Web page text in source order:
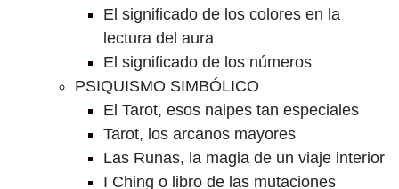
El significado de los colores en la
lectura del aura
El significado de los números
PSIQUISMO SIMBÓLICO
El Tarot, esos naipes tan especiales
Tarot, los arcanos mayores
Las Runas, la magia de un viaje interior
I Ching o libro de las mutaciones